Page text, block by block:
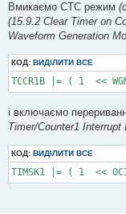
Вмикаємо CTC режим
(15.9.2 Clear Timer on
Waveform Generation
КОД: ВИДІЛИТИ ВСЕ
TCCR1B |= ( 1  <<
і включаємо
Timer/Counter1
КОД: ВИДІЛИТИ ВСЕ
TIMSK1 |= ( 1  <<